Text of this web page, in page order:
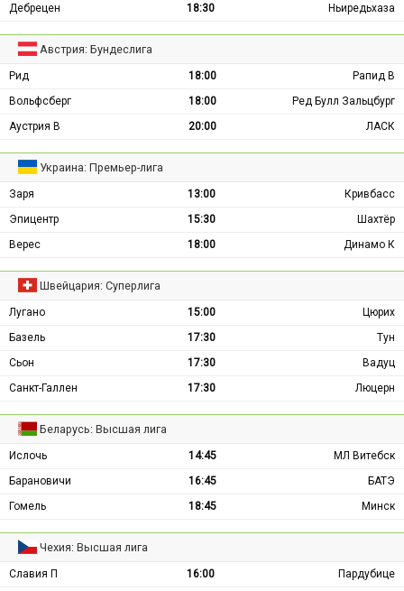
Дебрецен
18:30 Ньиредьхаза
Австрия: Бундеслига
Рид 18:00
Рапид В
Вольфсберг
18:00
Ред Булл Зальцбург
Аустрия В
20:00 ЛАСК
Украина: Премьер-лига
Заря 13:00
Кривбасс
Эпицентр
15:30
Шахтёр
Верес
18:00 Динамо К
Швейцария: Суперлига
Лугано 15:00
Цюрих
Базель
17:30
Тун
Сьон
17:30
Вадуц
Санкт-Галлен
17:30 Люцерн
Беларусь: Высшая лига
Ислочь 14:45
МЛ Витебск
Барановичи
16:45
БАТЭ
Гомель
18:45 Минск
Чехия: Высшая лига
Славия П 16:00
Пардубице